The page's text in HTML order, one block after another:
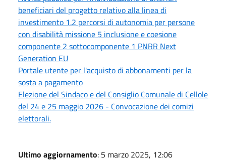
beneficiari del progetto relativo alla linea di
investimento 1.2 percorsi di autonomia per persone
con disabilità missione 5 inclusione e coesione
componente 2 sottocomponente 1 PNRR Next
Generation EU
Portale utente per l'acquisto di abbonamenti per la
sosta a pagamento
Elezione del Sindaco e del Consiglio Comunale di Cellole
del 24 e 25 maggio 2026 - Convocazione dei comizi
elettorali.
Ultimo aggiornamento: 5 marzo 2025, 12:06